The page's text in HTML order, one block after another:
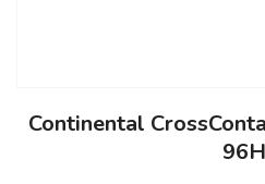
Continental
96H